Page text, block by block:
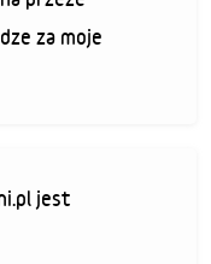
za moje
jest